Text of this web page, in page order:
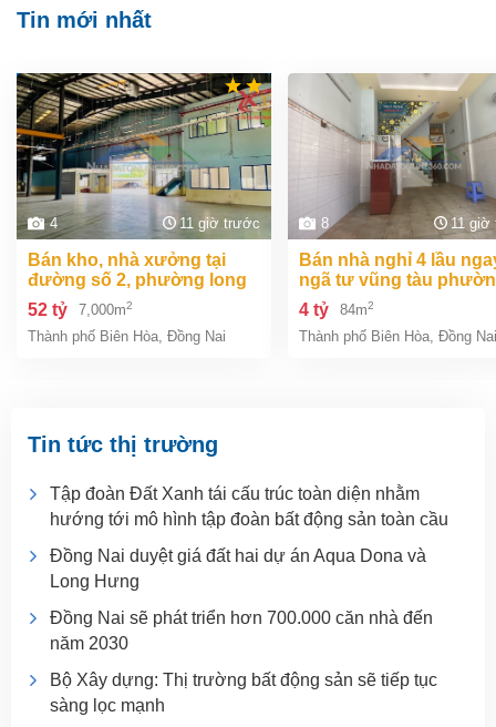
Tin mới nhất
4 11 giờ trước
bán kho, nhà xưởng tại
đường số 2, phường long
bình, thành phố biên hòa,
đồng nai giá 52 tỷ
52 tỷ 7,000m2
Thành phố Biên Hòa, Đồng Nai
8 11
bán nhà nghỉ 4 lầu ngay
ngã tư vũng tàu
an bình biên hòa đồng
giá chỉ 4 tỷ
4 tỷ 84m2
Thành phố Biên Hòa, Đồng Nai
Tin tức thị trường
Tập đoàn Đất Xanh tái cấu trúc toàn diện nhằm
hướng tới mô hình tập đoàn bất động sản toàn cầu
Đồng Nai duyệt giá đất hai dự án Aqua Dona và
Long Hưng
Đồng Nai sẽ phát triển hơn 700.000 căn nhà đến
năm 2030
Bộ Xây dựng: Thị trường bất động sản sẽ tiếp tục
sàng lọc mạnh